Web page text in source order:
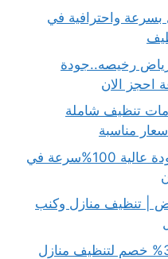
بسرعة واحترافية في
رخيصه..جودة
تنظيف شاملة
مناسبة
شركة تنظيف العليا الرياض جودة عالية 100%سرعة في
| تنظيف منازل وكنب
شركة تنظيف بالمزاحمية بـ 33% خصم لتنظيف منازل